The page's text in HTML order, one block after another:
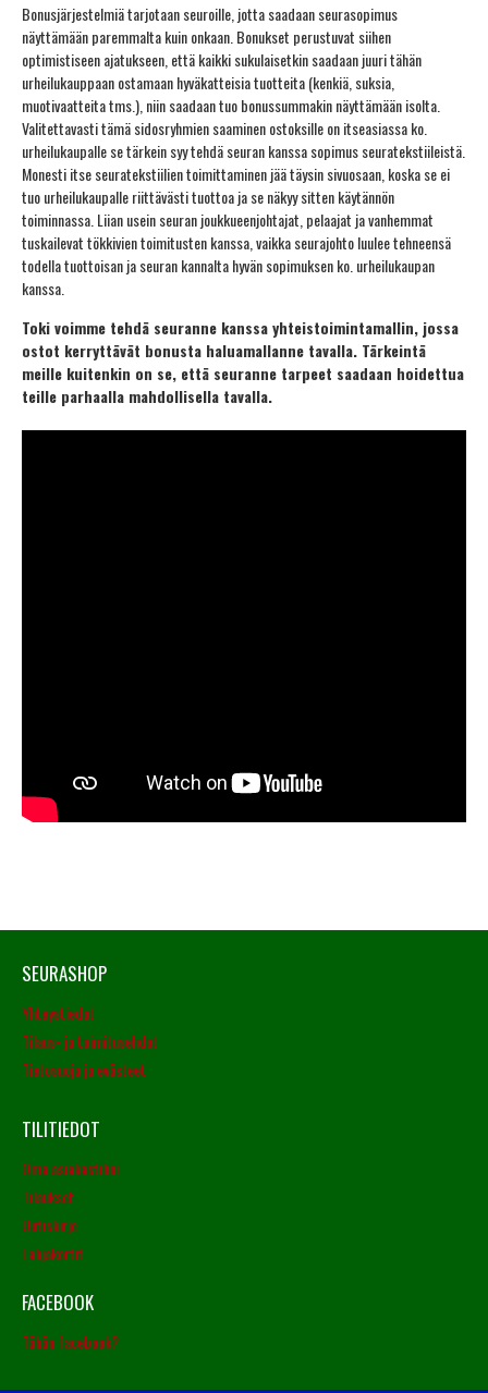
Bonusjärjestelmiä tarjotaan seuroille, jotta saadaan seurasopimus
näyttämään paremmalta kuin onkaan. Bonukset perustuvat siihen
optimistiseen ajatukseen, että kaikki sukulaisetkin saadaan juuri tähän
urheilukauppaan ostamaan hyväkatteisia tuotteita (kenkiä, suksia,
muotivaatteita tms.), niin saadaan tuo bonussummakin näyttämään isolta.
Valitettavasti tämä sidosryhmien saaminen ostoksille on itseasiassa ko.
urheilukaupalle se tärkein syy tehdä seuran kanssa sopimus seuratekstiileistä.
Monesti itse seuratekstiilien toimittaminen jää täysin sivuosaan, koska se ei
tuo urheilukaupalle riittävästi tuottoa ja se näkyy sitten käytännön
toiminnassa. Liian usein seuran joukkueenjohtajat, pelaajat ja vanhemmat
tuskailevat tökkivien toimitusten kanssa, vaikka seurajohto luulee tehneensä
todella tuottoisan ja seuran kannalta hyvän sopimuksen ko. urheilukaupan
kanssa.
Toki voimme tehdä seuranne kanssa yhteistoimintamallin, jossa
ostot kerryttävät bonusta haluamallanne tavalla. Tärkeintä
meille kuitenkin on se, että seuranne tarpeet saadaan hoidettua
teille parhaalla mahdollisella tavalla.
SEURASHOP
Yhteystiedot
Tilaus- ja toimitusehdot
Tietosuoja ja evästeet
TILITIEDOT
Oma asiakastilini
Tilaukset
Uutiskirje
Lahjakortit
FACEBOOK
Tähän facebook?